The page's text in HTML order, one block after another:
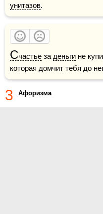
унитазов.
Счастье за деньги не
которая домчит тебя до
3 Афоризма